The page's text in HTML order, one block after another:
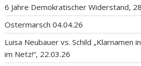
6 Jahre Demokratischer Widerstand,
Ostermarsch 04.04.26
Luisa Neubauer vs. Schild „Klarnamen
im Netz!“, 22.03.26